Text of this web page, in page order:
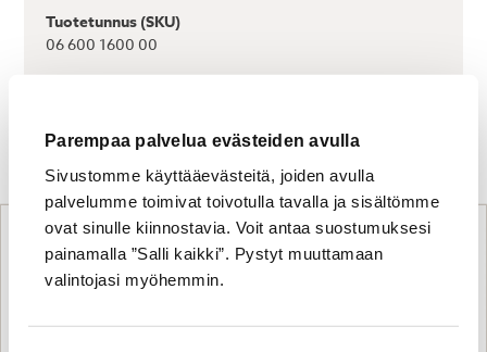
Parempaa palvelua evästeiden avulla
Sivustomme käyttääevästeitä, joiden avulla
palvelumme toimivat toivotulla tavalla ja sisältömme
ovat sinulle kiinnostavia. Voit antaa suostumuksesi
painamalla ”Salli kaikki”. Pystyt muuttamaan
valintojasi myöhemmin.
Tuotetunnus (SKU)
06 600 1600 00
Tutustu myös